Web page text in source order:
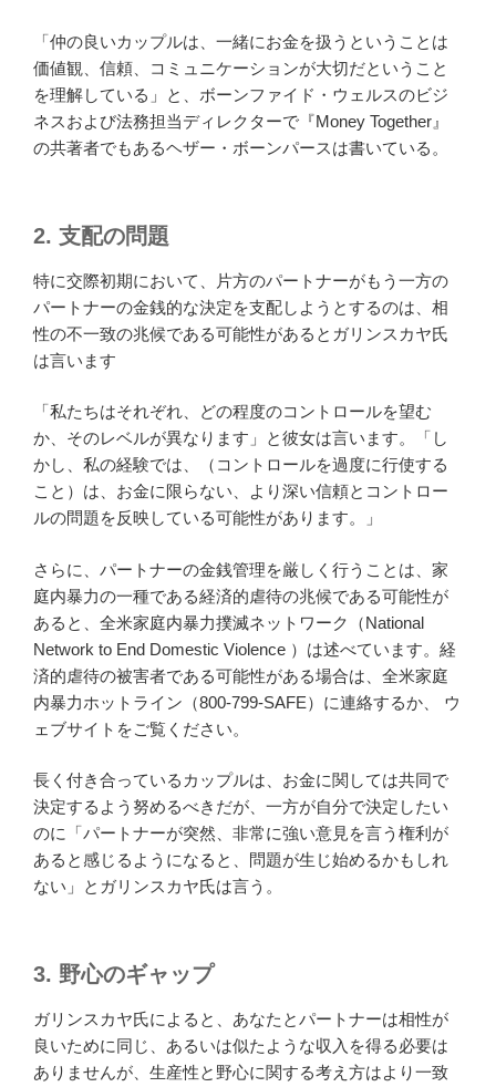
「仲の良いカップルは、一緒にお金を扱うということは
価値観、信頼、コミュニケーションが大切だということ
を理解している」と、ボーンファイド・ウェルスのビジ
ネスおよび法務担当ディレクターで『Money Together』
の共著者でもあるヘザー・ボーンパースは書いている。
2. 支配の問題
特に交際初期において、片方のパートナーがもう一方の
パートナーの金銭的な決定を支配しようとするのは、相
性の不一致の兆候である可能性があるとガリンスカヤ氏
は言います
「私たちはそれぞれ、どの程度のコントロールを望む
か、そのレベルが異なります」と彼女は言います。「し
かし、私の経験では、（コントロールを過度に行使する
こと）は、お金に限らない、より深い信頼とコントロー
ルの問題を反映している可能性があります。」
さらに、パートナーの金銭管理を厳しく行うことは、家
庭内暴力の一種である経済的虐待の兆候である可能性が
あると、全米家庭内暴力撲滅ネットワーク（National
Network to End Domestic Violence ）は述べています。経
済的虐待の被害者である可能性がある場合は、全米家庭
内暴力ホットライン（800-799-SAFE）に連絡するか、 ウ
ェブサイトをご覧ください。
長く付き合っているカップルは、お金に関しては共同で
決定するよう努めるべきだが、一方が自分で決定したい
のに「パートナーが突然、非常に強い意見を言う権利が
あると感じるようになると、問題が生じ始めるかもしれ
ない」とガリンスカヤ氏は言う。
3. 野心のギャップ
ガリンスカヤ氏によると、あなたとパートナーは相性が
良いために同じ、あるいは似たような収入を得る必要は
ありませんが、生産性と野心に関する考え方はより一致